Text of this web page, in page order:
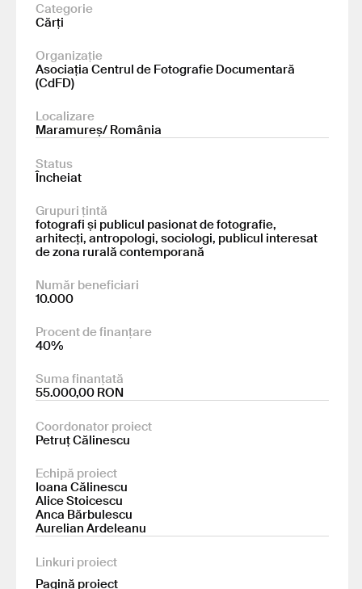
Categorie
Cărți
Organizație
Asociația Centrul de Fotografie Documentară
(CdFD)
Localizare
Maramureș/ România
Status
Încheiat
Grupuri țintă
fotografi și publicul pasionat de fotografie,
arhitecți, antropologi, sociologi, publicul interesat
de zona rurală contemporană
Număr beneficiari
10.000
Procent de finanțare
40%
Suma finanțată
55.000,00 RON
Coordonator proiect
Petruț Călinescu
Echipă proiect
Ioana Călinescu
Alice Stoicescu
Anca Bărbulescu
Aurelian Ardeleanu
Linkuri proiect
Pagină proiect